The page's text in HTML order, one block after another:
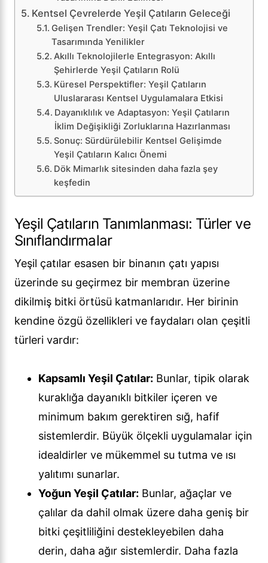
Kentsel Çevrelerde Yeşil Çatıların Geleceği
Gelişen Trendler: Yeşil Çatı Teknolojisi ve
Tasarımında Yenilikler
Akıllı Teknolojilerle Entegrasyon: Akıllı
Şehirlerde Yeşil Çatıların Rolü
Küresel Perspektifler: Yeşil Çatıların
Uluslararası Kentsel Uygulamalara Etkisi
Dayanıklılık ve Adaptasyon: Yeşil Çatıların
İklim Değişikliği Zorluklarına Hazırlanması
Sonuç: Sürdürülebilir Kentsel Gelişimde
Yeşil Çatıların Kalıcı Önemi
Dök Mimarlık sitesinden daha fazla şey
keşfedin
Yeşil Çatıların Tanımlanması: Türler ve
Sınıflandırmalar
Yeşil çatılar esasen bir binanın çatı yapısı
üzerinde su geçirmez bir membran üzerine
dikilmiş bitki örtüsü katmanlarıdır. Her birinin
kendine özgü özellikleri ve faydaları olan çeşitli
türleri vardır:
Kapsamlı Yeşil Çatılar: Bunlar, tipik olarak
kuraklığa dayanıklı bitkiler içeren ve
minimum bakım gerektiren sığ, hafif
sistemlerdir. Büyük ölçekli uygulamalar için
idealdirler ve mükemmel su tutma ve ısı
yalıtımı sunarlar.
Yoğun Yeşil Çatılar: Bunlar, ağaçlar ve
çalılar da dahil olmak üzere daha geniş bir
bitki çeşitliliğini destekleyebilen daha
derin, daha ağır sistemlerdir. Daha fazla